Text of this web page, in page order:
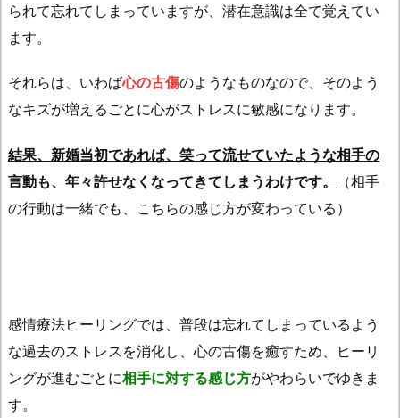
られて忘れてしまっていますが、潜在意識は全て覚えてい
ます。
それらは、いわば心の古傷のようなものなので、そのよう
なキズが増えるごとに心がストレスに敏感になります。
結果、新婚当初であれば、笑って流せていたような相手の
言動も、年々許せなくなってきてしまうわけです。
（相手
の行動は一緒でも、こちらの感じ方が変わっている）
感情療法ヒーリングでは、普段は忘れてしまっているよう
な過去のストレスを消化し、心の古傷を癒すため、ヒーリ
ングが進むごとに相手に対する感じ方がやわらいでゆきま
す。